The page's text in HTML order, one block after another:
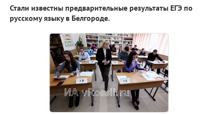
Стали известны предварительные результаты ЕГЭ по
русскому языку в Белгороде.